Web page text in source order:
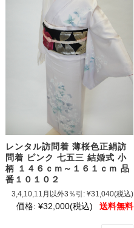
レンタル訪問着 薄桜色正絹訪
問着 ピンク 七五三 結婚式 小
柄 １４６ｃｍ～１６１ｃｍ 品
番１０１０２
3,4,10,11月以外3％引: ¥31,040(税込)
価格: ¥32,000(税込) 送料無料